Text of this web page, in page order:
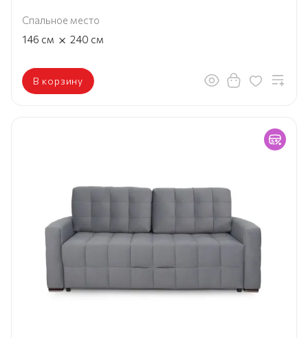
Спальное место
146 см × 240 см
В корзину